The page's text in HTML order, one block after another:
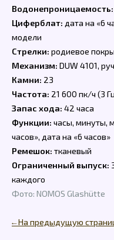
Водонепроницаемость:
Циферблат: дата на «6
модели
Стрелки: родиевое
Механизм: DUW 4101,
Камни: 23
Частота: 21 600 пк/ч (3
Запас хода: 42 часа
Функции: часы, минуты,
часов», дата на «6 часов»
Ремешок: тканевый
Ограниченный выпуск:
каждого
Фото: NOMOS Glashütte
← На предыдущую